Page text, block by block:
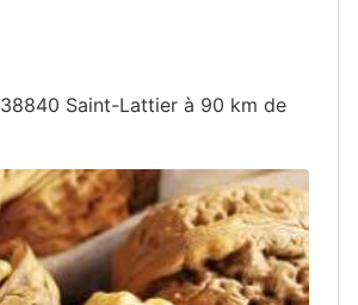
38840 Saint-Lattier à 90 km de